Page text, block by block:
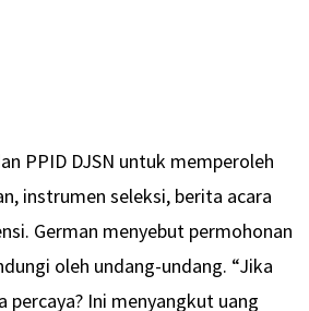
PPID DJSN untuk memperoleh
instrumen seleksi, berita acara
German menyebut permohonan
oleh undang-undang. “Jika
Ini menyangkut uang